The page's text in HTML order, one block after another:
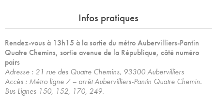
Infos pratiques
Rendez-vous à 13h15 à la sortie du métro Aubervilliers-Pantin
Quatre Chemins, sortie avenue de la République, côté numéro
pairs
Adresse : 21 rue des Quatre Chemins, 93300 Aubervilliers
Accès : Métro ligne 7 – arrêt Aubervilliers-Pantin Quatre Chemin.
Bus Lignes 150, 152, 170, 249.